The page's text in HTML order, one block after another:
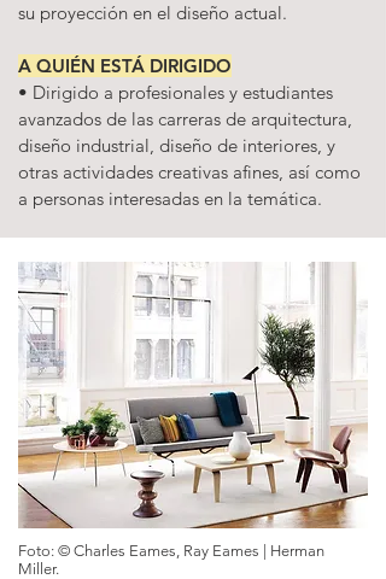
su proyección en el diseño actual.
A QUIÉN ESTÁ DIRIGIDO
• Dirigido a profesionales y estudiantes
avanzados de las carreras de arquitectura,
diseño industrial, diseño de interiores, y
otras actividades creativas afines, así como
a personas interesadas en la temática.
Foto: © Charles Eames, Ray Eames | Herman
Miller.